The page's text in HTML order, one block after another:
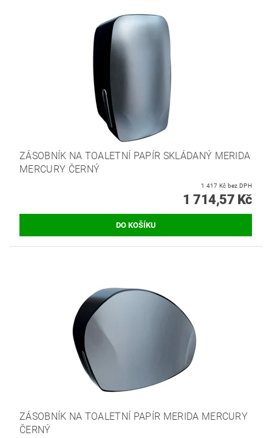
ZÁSOBNÍK NA TOALETNÍ PAPÍR SKLÁDANÝ MERIDA
MERCURY ČERNÝ
1 417 Kč bez DPH
1 714,57 Kč
ZÁSOBNÍK NA TOALETNÍ PAPÍR MERIDA MERCURY
ČERNÝ